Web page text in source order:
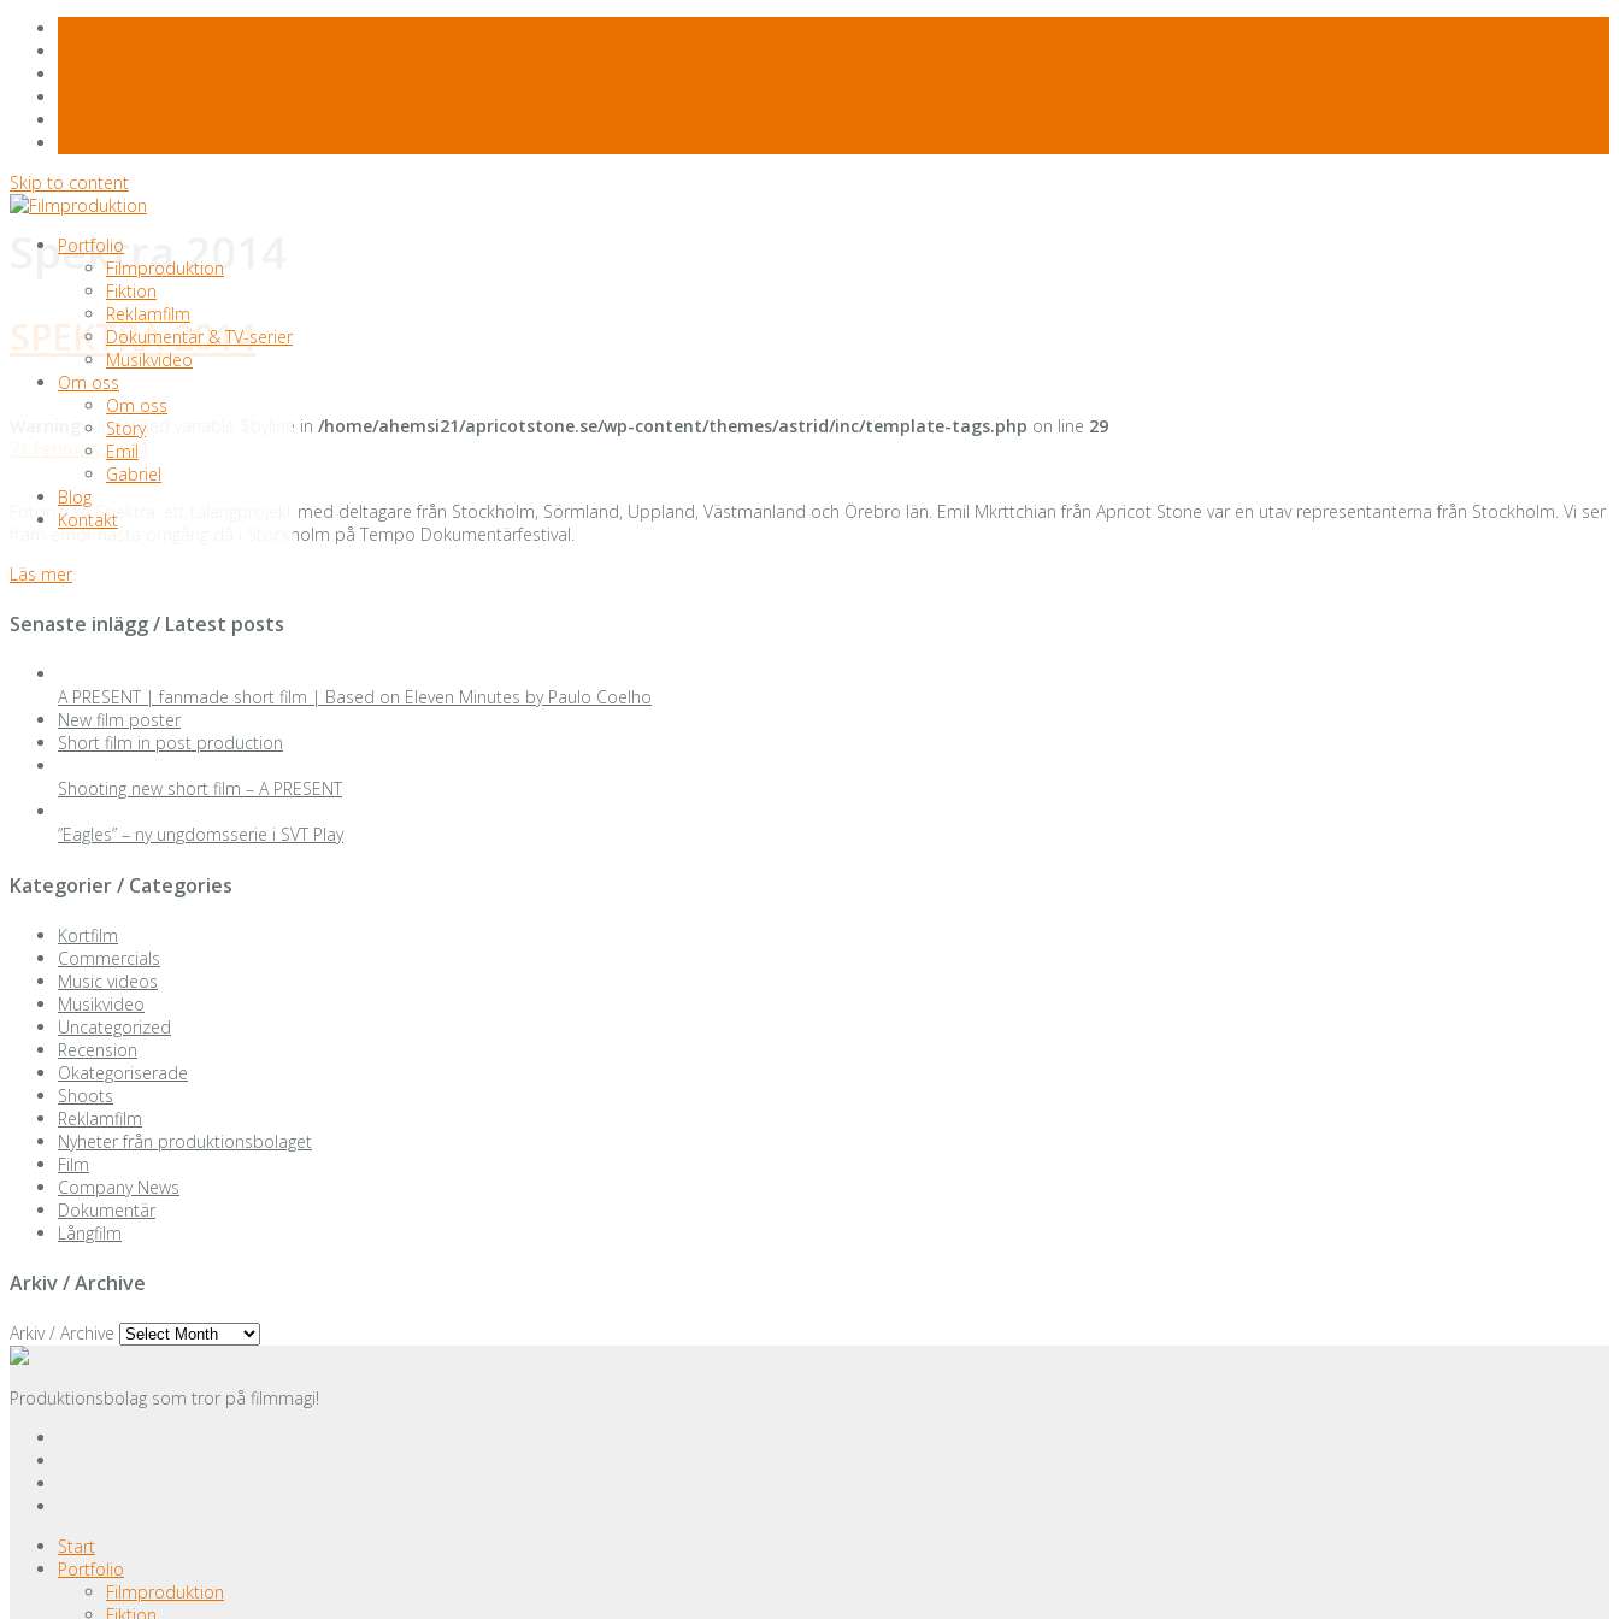
Skip to content
Portfolio
Filmproduktion
Fiktion
Reklamfilm
Dokumentär & TV-serier
Musikvideo
Om oss
Om oss
Story
Emil
Gabriel
Blog
Kontakt
Spektra 2014
SPEKTRA 2014
: Undefined variable $byline in /home/ahemsi21/apricotstone.se/wp-content/themes/astrid/inc/template-tags.php on line 29
21 February, 2014
Foton från Spektra, ett talangprojekt med deltagare från Stockholm, Sörmland, Uppland, Västmanland och Örebro län. Emil Mkrttchian från Apricot Stone var en utav representanterna från Stockholm. Vi ser
fram emot nästa omgång då i Stockholm på Tempo Dokumentärfestival.
Läs mer
Senaste inlägg / Latest posts
A PRESENT | fanmade short film | Based on Eleven Minutes by Paulo Coelho
New film poster
Short film in post production
Shooting new short film – A PRESENT
”Eagles” – ny ungdomsserie i SVT Play
Kategorier / Categories
Kortfilm
Commercials
Music videos
Musikvideo
Uncategorized
Recension
Okategoriserade
Shoots
Reklamfilm
Nyheter från produktionsbolaget
Film
Company News
Dokumentär
Långfilm
Arkiv / Archive
Arkiv / Archive
Produktionsbolag som tror på filmmagi!
Start
Portfolio
Filmproduktion